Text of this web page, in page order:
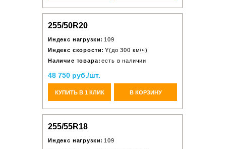
255/50R20
Индекс нагрузки: 109
Индекс скорости: Y(до 300 км/ч)
Наличие товара: есть в наличии
48 750 руб./шт.
КУПИТЬ В 1 КЛИК В КОРЗИНУ
255/55R18
Индекс нагрузки: 109